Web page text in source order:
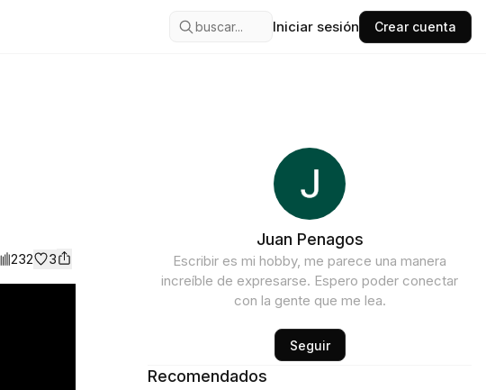
buscar... Iniciar sesión Crear cuenta
232 3
Juan Penagos
Escribir es mi hobby, me parece una manera
increíble de expresarse. Espero poder conectar
con la gente que me lea.
Seguir
Recomendados